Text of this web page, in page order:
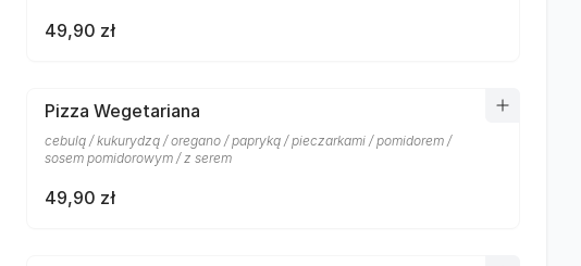
49,90 zł
Pizza Wegetariana
cebulą / kukurydzą / oregano / papryką / pieczarkami / pomidorem /
sosem pomidorowym / z serem
49,90 zł